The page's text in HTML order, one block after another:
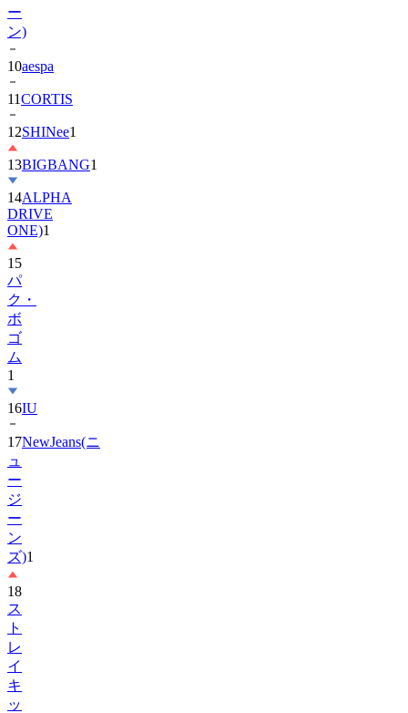
ー
ン)
10aespa
11CORTIS
12SHINee1
13BIGBANG1
14ALPHA
DRIVE
ONE)1
15
パ
ク・
ボ
ゴ
ム
1
16IU
17NewJeans(ニ
ュ
ー
ジ
ー
ン
ズ)1
18
ス
ト
レ
イ
キ
ッ